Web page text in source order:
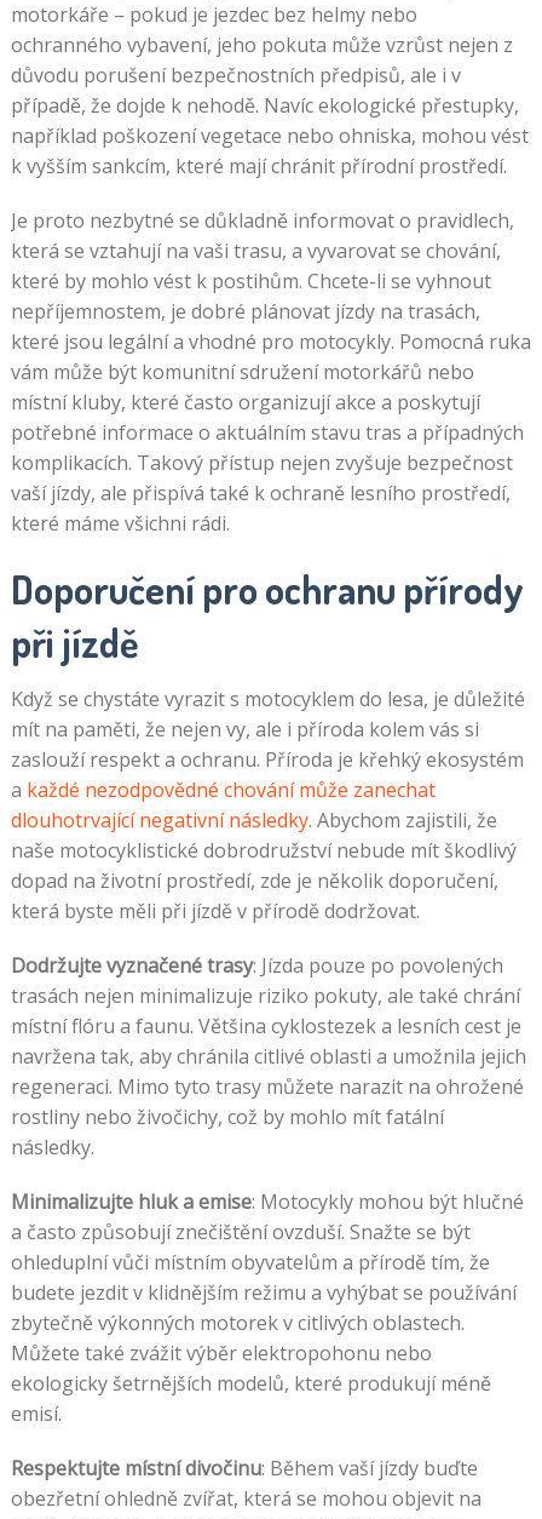
motorkáře – pokud je jezdec bez helmy nebo
ochranného vybavení, jeho pokuta může vzrůst nejen z
důvodu porušení bezpečnostních předpisů, ale i v
případě, že dojde k nehodě. Navíc ekologické přestupky,
například poškození vegetace nebo ohniska, mohou vést
k vyšším sankcím, které mají chránit přírodní prostředí.
Je proto nezbytné se důkladně informovat o pravidlech,
která se vztahují na vaši trasu, a vyvarovat se chování,
které by mohlo vést k postihům. Chcete-li se vyhnout
nepříjemnostem, je dobré plánovat jízdy na trasách,
které jsou legální a vhodné pro motocykly. Pomocná ruka
vám může být komunitní sdružení motorkářů nebo
místní kluby, které často organizují akce a poskytují
potřebné informace o aktuálním stavu tras a případných
komplikacích. Takový přístup nejen zvyšuje bezpečnost
vaší jízdy, ale přispívá také k ochraně lesního prostředí,
které máme všichni rádi.
Doporučení pro ochranu přírody
při jízdě
Když se chystáte vyrazit s motocyklem do lesa, je důležité
mít na paměti, že nejen vy, ale i příroda kolem vás si
zaslouží respekt a ochranu. Příroda je křehký ekosystém
a každé nezodpovědné chování může zanechat
dlouhotrvající negativní následky. Abychom zajistili, že
naše motocyklistické dobrodružství nebude mít škodlivý
dopad na životní prostředí, zde je několik doporučení,
která byste měli při jízdě v přírodě dodržovat.
Dodržujte vyznačené trasy: Jízda pouze po povolených
trasách nejen minimalizuje riziko pokuty, ale také chrání
místní flóru a faunu. Většina cyklostezek a lesních cest je
navržena tak, aby chránila citlivé oblasti a umožnila jejich
regeneraci. Mimo tyto trasy můžete narazit na ohrožené
rostliny nebo živočichy, což by mohlo mít fatální
následky.
Minimalizujte hluk a emise: Motocykly mohou být hlučné
a často způsobují znečištění ovzduší. Snažte se být
ohleduplní vůči místním obyvatelům a přírodě tím, že
budete jezdit v klidnějším režimu a vyhýbat se používání
zbytečně výkonných motorek v citlivých oblastech.
Můžete také zvážit výběr elektropohonu nebo
ekologicky šetrnějších modelů, které produkují méně
emisí.
Respektujte místní divočinu: Během vaší jízdy buďte
obezřetní ohledně zvířat, která se mohou objevit na